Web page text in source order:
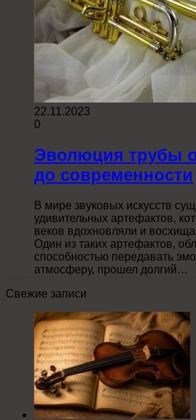
22.11.2023
0
Эволюция трубы
до современности
В мире звуковых искусств
удивительных артефактов,
веков вдохновляли и
Один из таких артефактов,
способностью передавать
атмосферу, прошел долгий…
Свежие записи